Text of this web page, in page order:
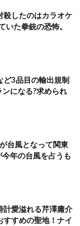
殺したのはカラオケ
いた拳銃の恐怖。
3品目の輸出規制
になる?求められ
台風となって関東
今年の台風を占うも
計愛溢れる芹澤庸介
すすめの聖地！ナイ